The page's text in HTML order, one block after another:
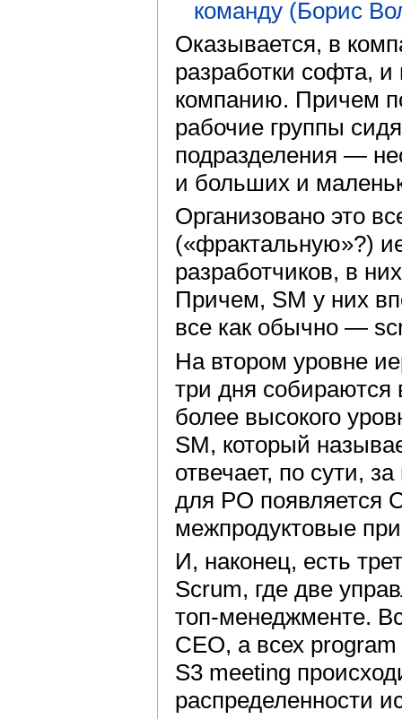
команду (Борис
Оказывается, в
разработки софта,
компанию. Причем
рабочие группы
подразделения —
и больших и
Организовано это
(«фрактальную»?)
разработчиков, в
Причем, SM у них
все как обычно —
На втором уровне
три дня
более высокого
SM, который
отвечает, по сути,
для PO появляется
межпродуктовые
И, наконец, есть
Scrum, где две
топ-менеджменте.
CEO, а всех
S3 meeting
распределенности